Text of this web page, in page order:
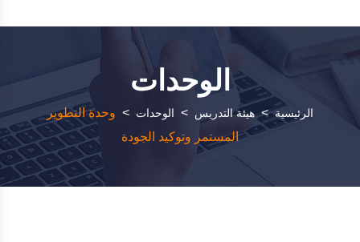
الوحدات
الرئيسية > هيئة التدريس > الوحدات > وحدة التطوير
المستمر وتوكيد الجودة